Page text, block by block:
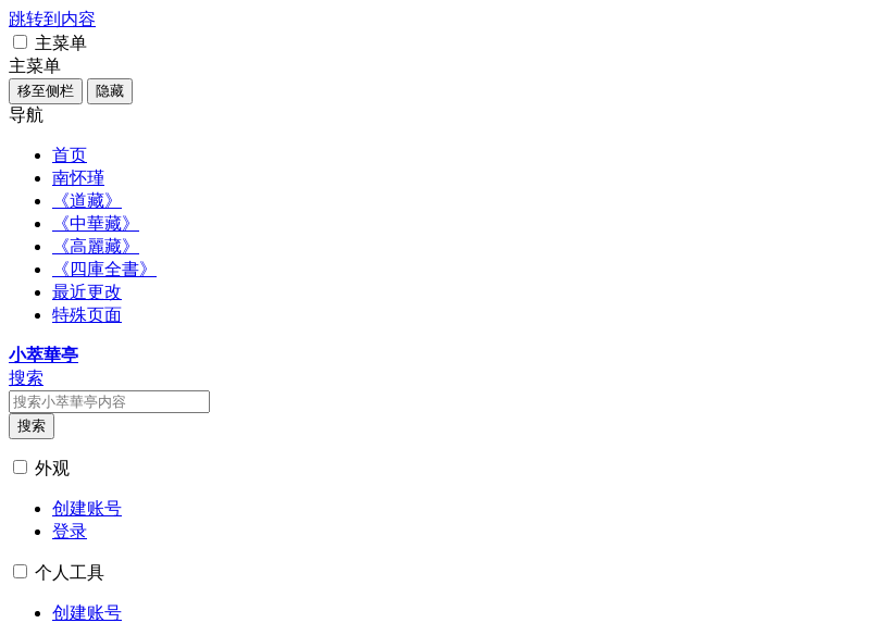
跳转到内容
主菜单
主菜单
移至侧栏 隐藏
导航
首页
南怀瑾
《道藏》
《中華藏》
《高麗藏》
《四庫全書》
最近更改
特殊页面
小萃華亭
搜索
搜索
外观
创建账号
登录
个人工具
创建账号